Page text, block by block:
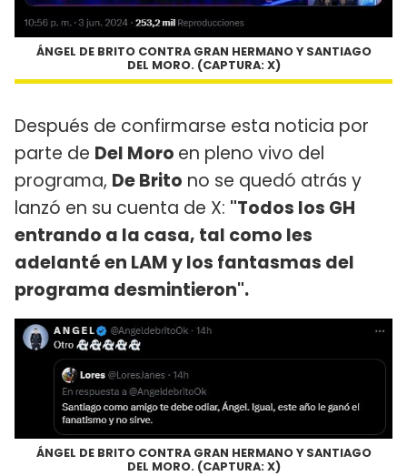
ÁNGEL DE BRITO CONTRA GRAN HERMANO Y SANTIAGO
DEL MORO. (CAPTURA: X)
Después de confirmarse esta noticia por
parte de Del Moro en pleno vivo del
programa, De Brito no se quedó atrás y
lanzó en su cuenta de X: "Todos los GH
entrando a la casa, tal como les
adelanté en LAM y los fantasmas del
programa desmintieron".
ÁNGEL DE BRITO CONTRA GRAN HERMANO Y SANTIAGO
DEL MORO. (CAPTURA: X)